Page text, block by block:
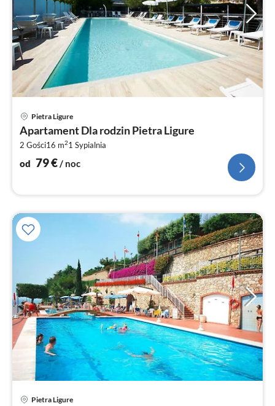
Pietra Ligure
Apartament Dla rodzin Pietra Ligure
2 Gości16 m21 Sypialnia
od 79€/ noc
Pietra Ligure